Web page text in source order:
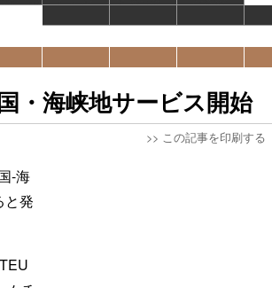
・海峡地サービス開始
>> この記事を印刷する
-海
と発